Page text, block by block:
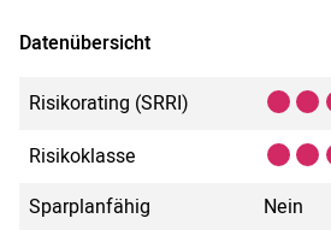
Datenübersicht
Risikorating (SRRI)
Risikoklasse
Sparplanfähig
Nein